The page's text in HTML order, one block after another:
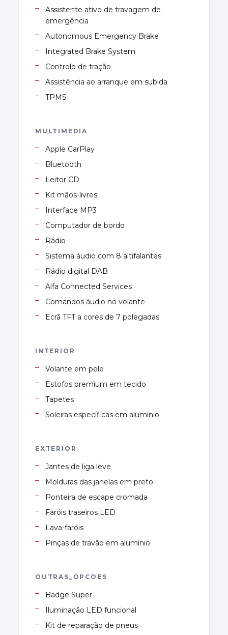
Assistente ativo de travagem de
emergência
Autonomous Emergency Brake
Integrated Brake System
Controlo de tração
Assistência ao arranque em subida
TPMS
MULTIMEDIA
Apple CarPlay
Bluetooth
Leitor CD
Kit mãos-livres
Interface MP3
Computador de bordo
Rádio
Sistema áudio com 8 altifalantes
Rádio digital DAB
Alfa Connected Services
Comandos áudio no volante
Ecrã TFT a cores de 7 polegadas
INTERIOR
Volante em pele
Estofos premium em tecido
Tapetes
Soleiras específicas em alumínio
EXTERIOR
Jantes de liga leve
Molduras das janelas em preto
Ponteira de escape cromada
Faróis traseiros LED
Lava-faróis
Pinças de travão em alumínio
OUTRAS_OPCOES
Badge Super
Iluminação LED funcional
Kit de reparação de pneus